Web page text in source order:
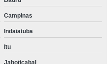
Campinas
Indaiatuba
Itu
Jaboticabal